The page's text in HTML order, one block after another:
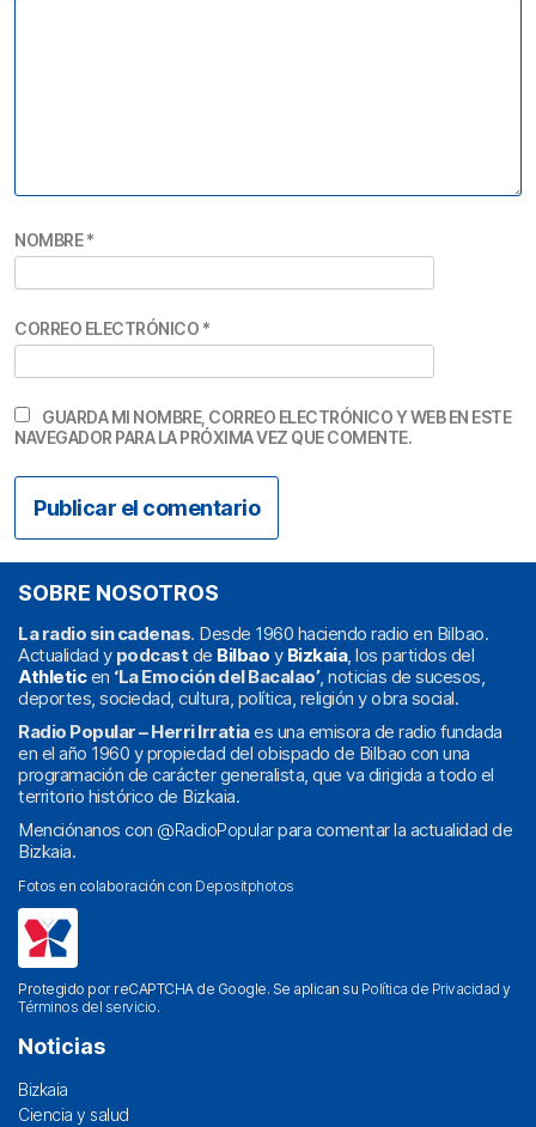
NOMBRE*
CORREO ELECTRÓNICO *
GUARDA MI NOMBRE, CORREO ELECTRÓNICO Y WEB EN ESTE
NAVEGADOR PARA LA PRÓXIMA VEZ QUE COMENTE.
SOBRE NOSOTROS
La radio sin cadenas. Desde 1960 haciendo radio en Bilbao.
Actualidad y podcast de Bilbao y Bizkaia, los partidos del
Athleticen ‘La Emoción del Bacalao’, noticias de sucesos,
deportes, sociedad, cultura, política, religión y obra social.
Radio Popular – Herri Irratiaes una emisora de radio fundada
en el año 1960 y propiedad del obispado de Bilbao con una
programación de carácter generalista, que va dirigida a todo el
territorio histórico de Bizkaia.
Menciónanos con @RadioPopularpara comentar la actualidad de
Bizkaia.
Fotos en colaboración con Depositphotos
Protegido por reCAPTCHA de Google. Se aplican su Política de Privacidad y
Términos del servicio.
Noticias
Bizkaia
Ciencia y salud